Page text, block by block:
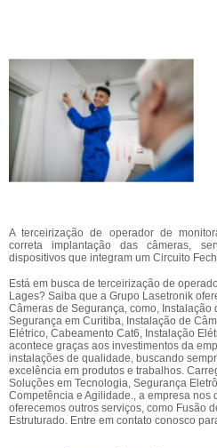
A terceirização de operador de
correta implantação das câmeras,
dispositivos que integram um Circuito
Está em busca de terceirização de
Lages? Saiba que a Grupo Lasetronik
Câmeras de Segurança, como, Instalação
Segurança em Curitiba, Instalação de
Elétrico, Cabeamento Cat6, Instalação
acontece graças aos investimentos da
instalações de qualidade, buscando
excelência em produtos e trabalhos.
Soluções em Tecnologia, Segurança
Competência e Agilidade., a empresa nos
oferecemos outros serviços, como Fusão
Estruturado. Entre em contato conosco